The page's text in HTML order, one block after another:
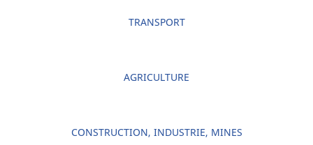
TRANSPORT
AGRICULTURE
CONSTRUCTION, INDUSTRIE, MINES